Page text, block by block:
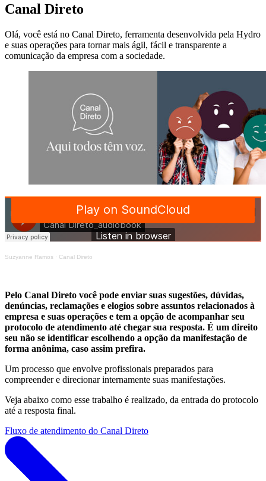
Canal Direto
Olá, você está no Canal Direto, ferramenta desenvolvida pela Hydro
e suas operações para tornar mais ágil, fácil e transparente a
comunicação da empresa com a sociedade.
Suzyanne Ramos · Canal Direto
Pelo Canal Direto você pode enviar suas sugestões, dúvidas,
denúncias, reclamações e elogios sobre assuntos relacionados à
empresa e suas operações e tem a opção de acompanhar seu
protocolo de atendimento até chegar sua resposta. É um direito
seu não se identificar escolhendo a opção da manifestação de
forma anônima, caso assim prefira.
Um processo que envolve profissionais preparados para
compreender e direcionar internamente suas manifestações.
Veja abaixo como esse trabalho é realizado, da entrada do protocolo
até a resposta final.
Fluxo de atendimento do Canal Direto